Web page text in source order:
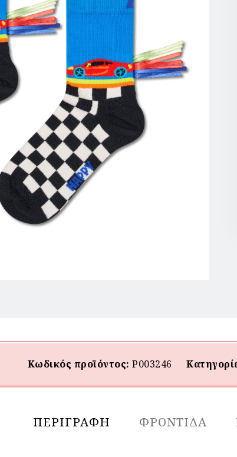
Κωδικός προϊόντος:P003246
ΠΕΡΙΓΡΑΦΉ ΦΡΟΝΤΙΔΑ